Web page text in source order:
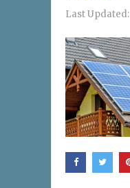
Last Updated: